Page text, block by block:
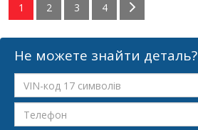
1 2 3 4
Не можете знайти деталь?